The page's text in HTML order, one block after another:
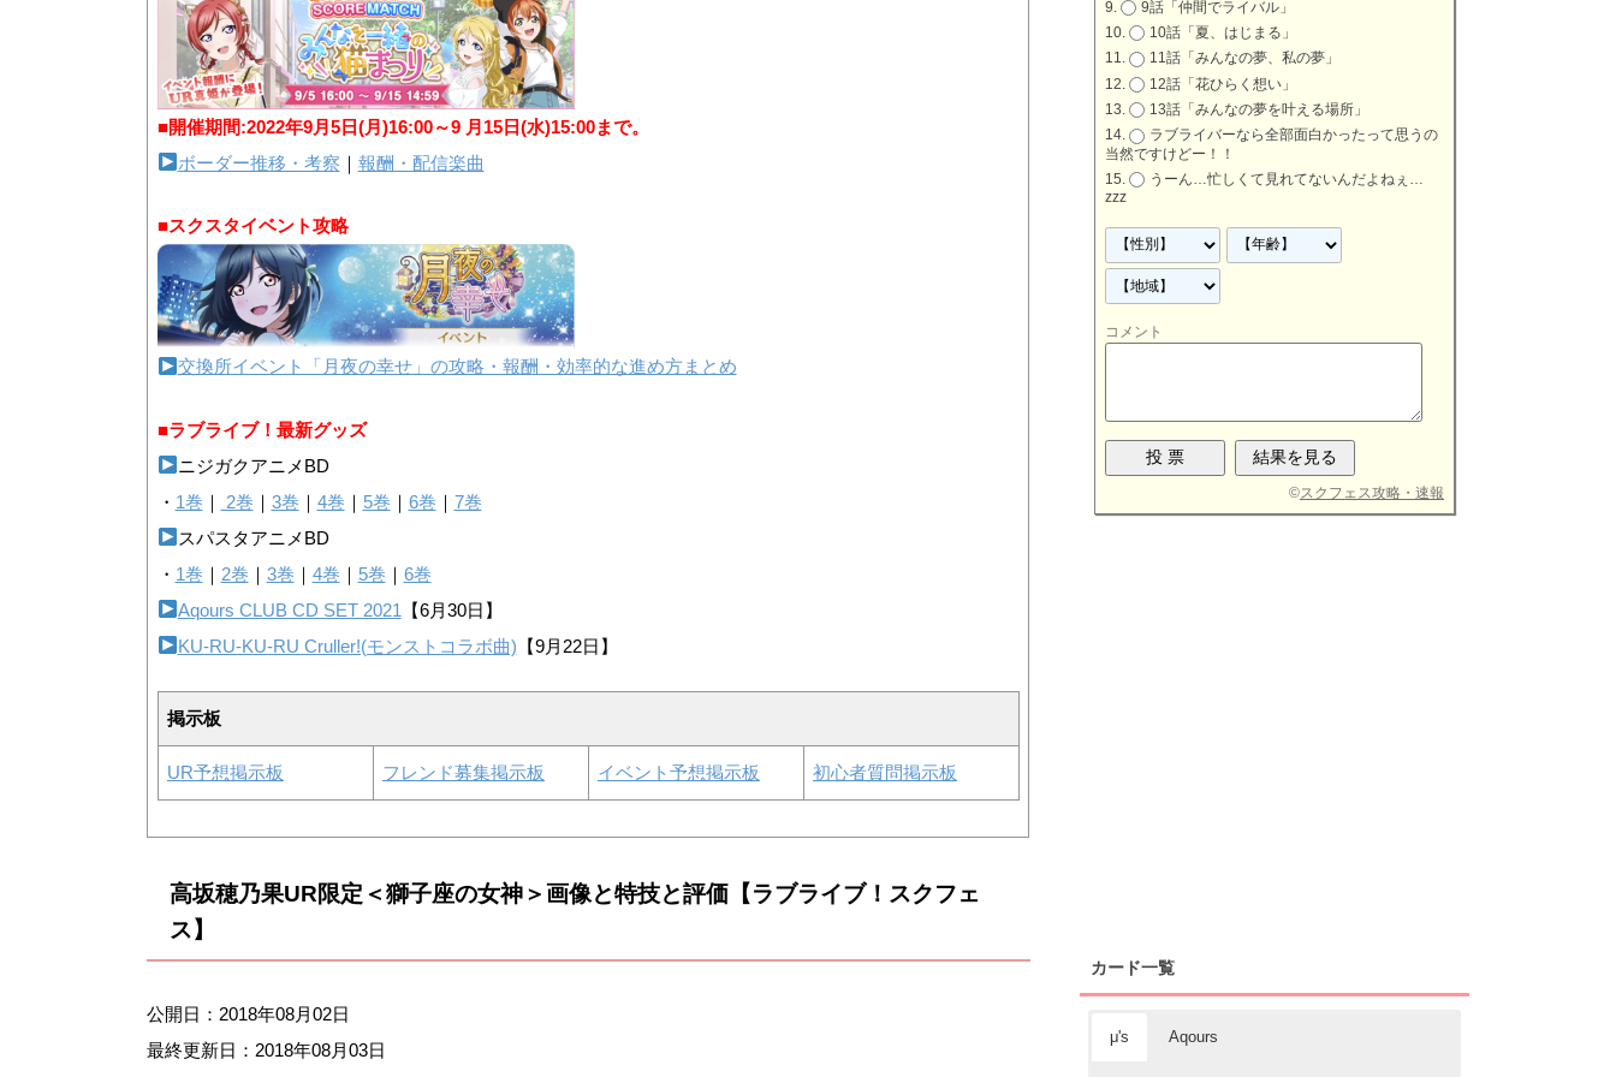
■開催期間:2022年9月5日(月)16:00～9 月15日(水)15:00まで。
ボーダー推移・考察 ｜ 報酬・配信楽曲
■スクスタイベント攻略
交換所イベント「月夜の幸せ」の攻略・報酬・効率的な進め方まとめ
■ラブライブ！最新グッズ
ニジガクアニメBD
・ 1巻 ｜ 2巻 ｜ 3巻 ｜ 4巻 ｜ 5巻 ｜ 6巻 ｜ 7巻
スパスタアニメBD
・ 1巻 ｜ 2巻 ｜ 3巻 ｜ 4巻 ｜ 5巻 ｜ 6巻
Aqours CLUB CD SET 2021 【6月30日】
KU-RU-KU-RU Cruller!(モンストコラボ曲) 【9月22日】
掲示板
UR予想掲示板 フレンド募集掲示板 イベント予想掲示板 初心者質問掲示板
高坂穂乃果UR限定＜獅子座の女神＞画像と特技と評価【ラブライブ！スクフェ
ス】
公開日：2018年08月02日
最終更新日： 2018年08月03日
9話「仲間でライバル」
10話「夏、はじまる」
11話「みんなの夢、私の夢」
12話「花ひらく想い」
13話「みんなの夢を叶える場所」
ラブライバーなら全部面白かったって思うの
当然ですけどー！！
うーん…忙しくて見れてないんだよねぇ…
zzz
コメント
©スクフェス攻略・速報
カード一覧
μ's Aqours